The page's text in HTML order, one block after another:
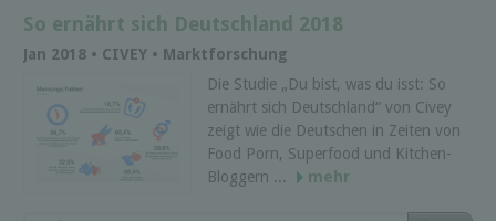
So ernährt sich Deutschland 2018
Jan 2018 • CIVEY • Marktforschung
Die Studie „Du bist, was du isst: So
ernährt sich Deutschland“ von Civey
zeigt wie die Deutschen in Zeiten von
Food Porn, Superfood und Kitchen-
Bloggern ...
mehr